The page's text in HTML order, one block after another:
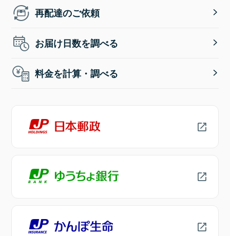
再配達のご依頼
お届け日数を調べる
料金を計算・調べる